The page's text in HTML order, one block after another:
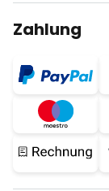
Zahlung